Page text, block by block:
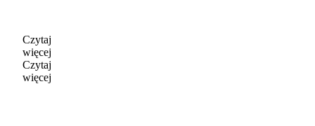
Czytaj
więcej
Czytaj
więcej